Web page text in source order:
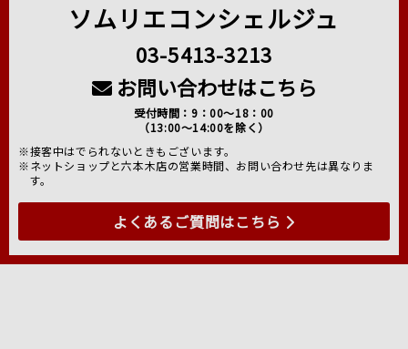
ソムリエコンシェルジュ
03-5413-3213
お問い合わせはこちら
受付時間：9：00～18：00
（13:00～14:00を除く）
※接客中はでられないときもございます。
※ネットショップと六本木店の営業時間、お問い合わせ先は異なりま
す。
よくあるご質問はこちら